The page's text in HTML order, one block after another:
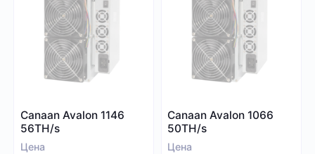
Ebang
Применить фильтры
Canaan Avalon 1146
56TH/s
Цена
Canaan Avalon 1066
50TH/s
Цена